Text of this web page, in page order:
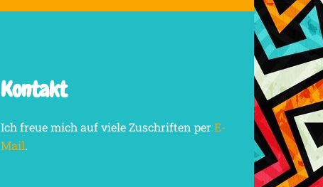
Kontakt
Ich freue mich auf viele Zuschriften perE-
Mail.